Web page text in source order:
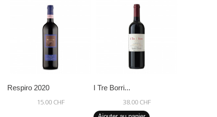
Respiro 2020
15.00 CHF
I Tre Borri...
38.00 CHF